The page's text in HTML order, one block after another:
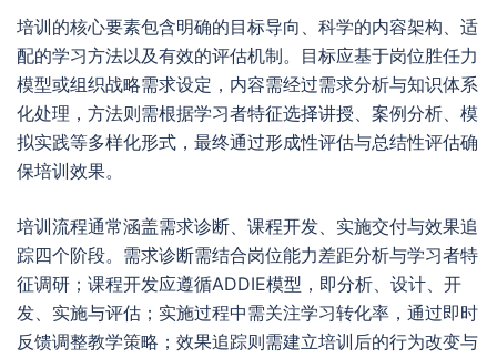
培训的核心要素包含明确的目标导向、科学的内容架构、适
配的学习方法以及有效的评估机制。目标应基于岗位胜任力
模型或组织战略需求设定，内容需经过需求分析与知识体系
化处理，方法则需根据学习者特征选择讲授、案例分析、模
拟实践等多样化形式，最终通过形成性评估与总结性评估确
保培训效果。
培训流程通常涵盖需求诊断、课程开发、实施交付与效果追
踪四个阶段。需求诊断需结合岗位能力差距分析与学习者特
征调研；课程开发应遵循ADDIE模型，即分析、设计、开
发、实施与评估；实施过程中需关注学习转化率，通过即时
反馈调整教学策略；效果追踪则需建立培训后的行为改变与